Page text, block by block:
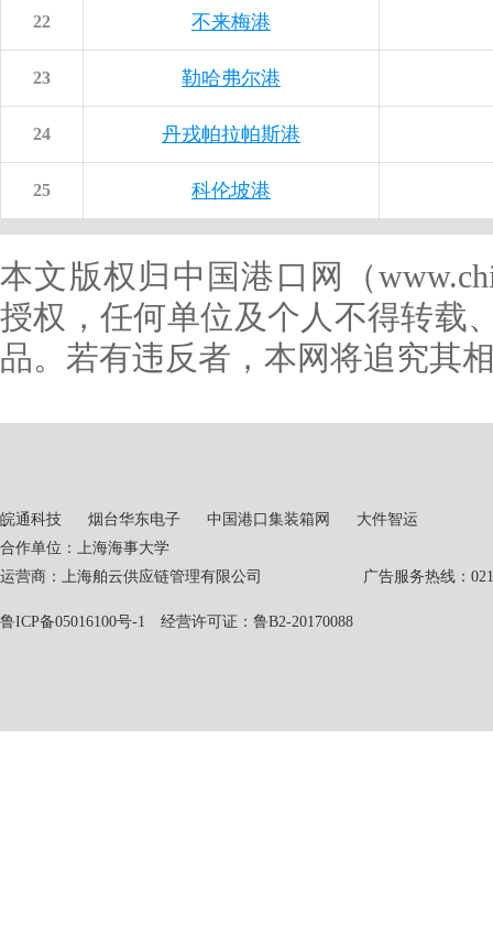
22 不来梅港
23 勒哈弗尔港
24 丹戎帕拉帕斯港
25 科伦坡港
本文版权归中国港口网（
授权，任何单位及个人不得转载
品。若有违反者，本网将追究其
皖通科技 烟台华东电子 中国港口集装箱网
大件智运
合作单位：上海海事大学
运营商：上海舶云供应链管理有限公司 广告服务热线：021-
鲁ICP备05016100号-1 经营许可证：鲁B2-20170088